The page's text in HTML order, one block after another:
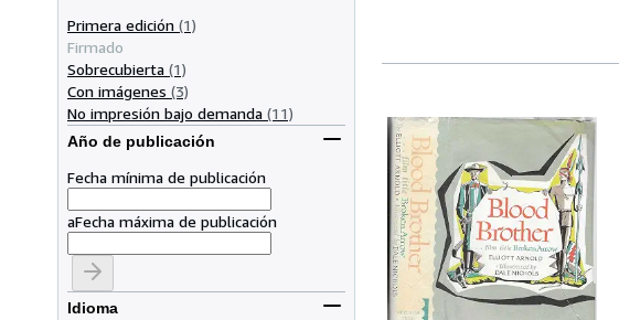
Primera edición (1)
Firmado
Sobrecubierta (1)
Con imágenes (3)
No impresión bajo demanda (11)
Año de publicación
Fecha mínima de publicación
aFecha máxima de publicación
Idioma